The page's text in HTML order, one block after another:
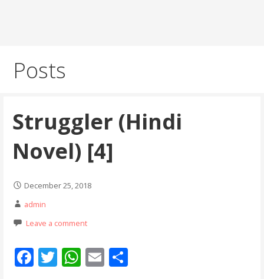
Posts
Struggler (Hindi
Novel) [4]
December 25, 2018
admin
Leave a comment
F T W E S